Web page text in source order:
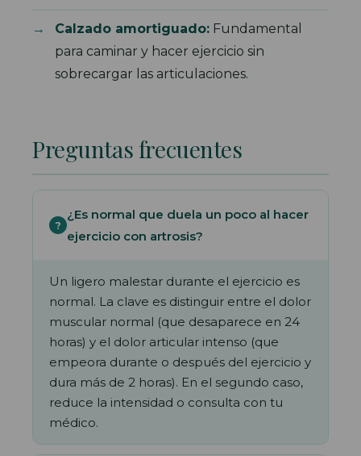
Calzado amortiguado: Fundamental
para caminar y hacer ejercicio sin
sobrecargar las articulaciones.
Preguntas frecuentes
¿Es normal que duela un poco al hacer
ejercicio con artrosis?
Un ligero malestar durante el ejercicio es
normal. La clave es distinguir entre el dolor
muscular normal (que desaparece en 24
horas) y el dolor articular intenso (que
empeora durante o después del ejercicio y
dura más de 2 horas). En el segundo caso,
reduce la intensidad o consulta con tu
médico.